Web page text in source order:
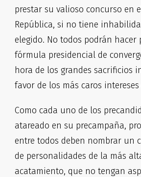
prestar su valioso concurso en
República, si no tiene
elegido. No todos podrán hacer
fórmula presidencial de
hora de los grandes sacrificios
favor de los más caros intereses
Como cada uno de los
atareado en su precampaña,
entre todos deben nombrar un
de personalidades de la más
acatamiento, que no tengan